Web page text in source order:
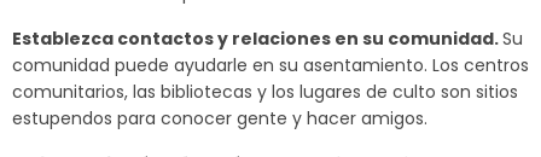
Establezca contactos y relaciones en su comunidad.Su
comunidad puede ayudarle en su asentamiento. Los centros
comunitarios, las bibliotecas y los lugares de culto son sitios
estupendos para conocer gente y hacer amigos.